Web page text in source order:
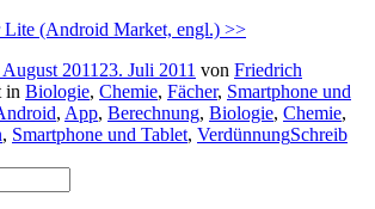
Lite (Android Market, engl.) >>
2011 23. Juli 2011 von Friedrich
in Biologie, Chemie, Fächer, Smartphone und
, App, Berechnung, Biologie, Chemie,
, Smartphone und Tablet, VerdünnungSchreib